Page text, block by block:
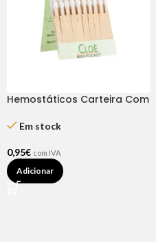
Hemostáticos Carteira Com
Em stock
0,95€ com IVA
Adicionar